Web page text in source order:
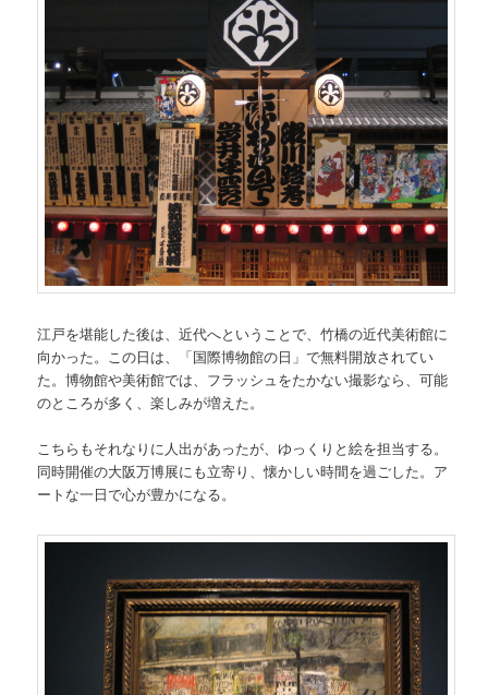
江戸を堪能した後は、近代へということで、竹橋の近代美術館に
向かった。この日は、「国際博物館の日」で無料開放されてい
た。博物館や美術館では、フラッシュをたかない撮影なら、可能
のところが多く、楽しみが増えた。
こちらもそれなりに人出があったが、ゆっくりと絵を担当する。
同時開催の大阪万博展にも立寄り、懐かしい時間を過ごした。ア
ートな一日で心が豊かになる。